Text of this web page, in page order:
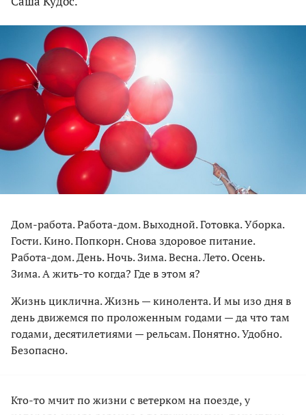
Дом-работа. Работа-дом. Выходной. Готовка. Уборка.
Гости. Кино. Попкорн. Снова здоровое питание.
Работа-дом. День. Ночь. Зима. Весна. Лето. Осень.
Зима. А жить-то когда? Где в этом я?
Жизнь циклична. Жизнь — кинолента. И мы изо дня в
день движемся по проложенным годами — да что там
годами, десятилетиями — рельсам. Понятно. Удобно.
Безопасно.
Кто-то мчит по жизни с ветерком на поезде, у